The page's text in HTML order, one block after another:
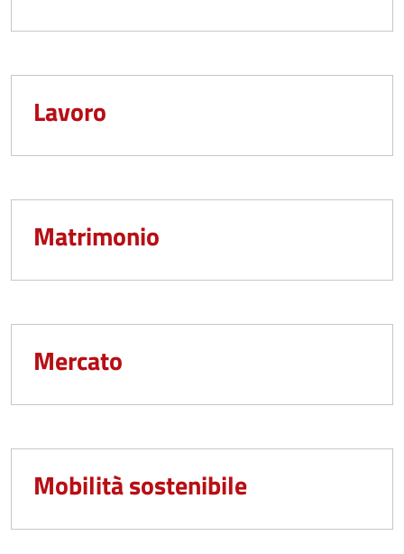
Lavoro
Matrimonio
Mercato
Mobilità sostenibile